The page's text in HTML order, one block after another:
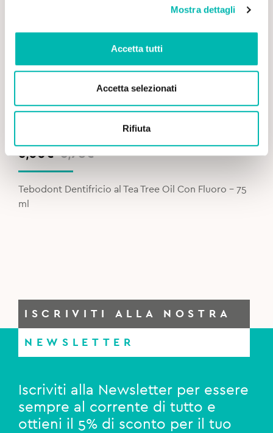
Mostra dettagli
Accetta tutti
Accetta selezionati
Rifiuta
9,75€
Original
price
was:
9,75€.
9,00€
Current
price
is:
9,00€.
Tebodont Dentifricio al Tea Tree Oil Con Fluoro – 75
ml
ISCRIVITI ALLA NOSTRA
NEWSLETTER
Iscriviti alla Newsletter per essere
sempre al corrente di tutto e
ottieni il 5% di sconto per il tuo